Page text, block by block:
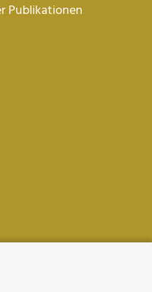
Publikationen